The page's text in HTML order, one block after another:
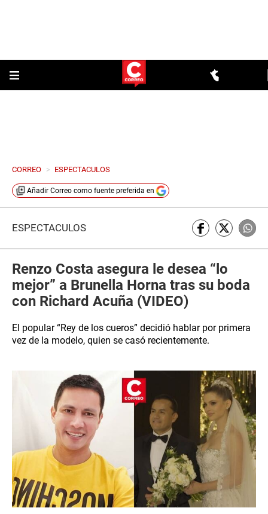
CORREO > ESPECTACULOS
Añadir Correo como fuente preferida en
ESPECTÁCULOS
Renzo Costa asegura le desea “lo
mejor” a Brunella Horna tras su boda
con Richard Acuña (VIDEO)
El popular “Rey de los cueros” decidió hablar por primera
vez de la modelo, quien se casó recientemente.